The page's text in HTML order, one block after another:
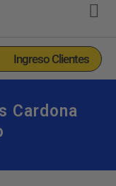
Ingreso Clientes
Cardona